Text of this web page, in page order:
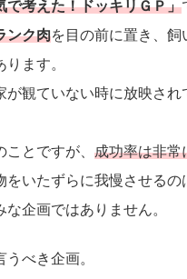
で考えた！ドッキリＧＰ」
ンク肉を目の前に置き、
ます。
が観ていない時に放映さ
ことですが、 成功率は非常
をいたずらに我慢させる
企画ではありません。
べき企画。